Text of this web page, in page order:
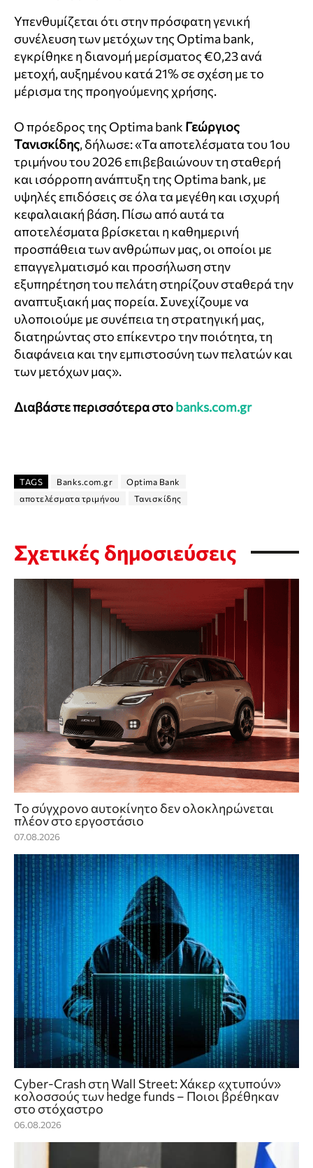
Υπενθυμίζεται ότι στην πρόσφατη γενική
συνέλευση των μετόχων της Optima bank,
εγκρίθηκε η διανομή μερίσματος €0,23 ανά
μετοχή, αυξημένου κατά 21% σε σχέση με το
μέρισμα της προηγούμενης χρήσης.
Ο πρόεδρος της Optima bank Γεώργιος
Τανισκίδης, δήλωσε: «Τα αποτελέσματα του 1ου
τριμήνου του 2026 επιβεβαιώνουν τη σταθερή
και ισόρροπη ανάπτυξη της Optima bank, με
υψηλές επιδόσεις σε όλα τα μεγέθη και ισχυρή
κεφαλαιακή βάση. Πίσω από αυτά τα
αποτελέσματα βρίσκεται η καθημερινή
προσπάθεια των ανθρώπων μας, οι οποίοι με
επαγγελματισμό και προσήλωση στην
εξυπηρέτηση του πελάτη στηρίζουν σταθερά την
αναπτυξιακή μας πορεία. Συνεχίζουμε να
υλοποιούμε με συνέπεια τη στρατηγική μας,
διατηρώντας στο επίκεντρο την ποιότητα, τη
διαφάνεια και την εμπιστοσύνη των πελατών και
των μετόχων μας».
Διαβάστε περισσότερα στοbanks.com.gr
TAGS Banks.com.gr
Optima Bank
αποτελέσματα τριμήνου
Τανισκίδης
Σχετικές δημοσιεύσεις
Το σύγχρονο αυτοκίνητο δεν ολοκληρώνεται
πλέον στο εργοστάσιο
07.08.2026
Cyber-Crash στη Wall Street: Χάκερ «χτυπούν»
κολοσσούς των hedge funds – Ποιοι βρέθηκαν
στο στόχαστρο
06.08.2026